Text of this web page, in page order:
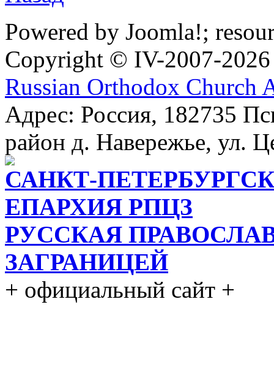
Powered by Joomla!;
Copyright © IV-2007-2026
Russian Orthodox Church
Адрес: Россия, 182735
район д. Навережье, ул.
САНКТ-
ЕПАРХИЯ РПЦЗ
РУССКАЯ
ЗАГРАНИЦЕЙ
+ официальный сайт +